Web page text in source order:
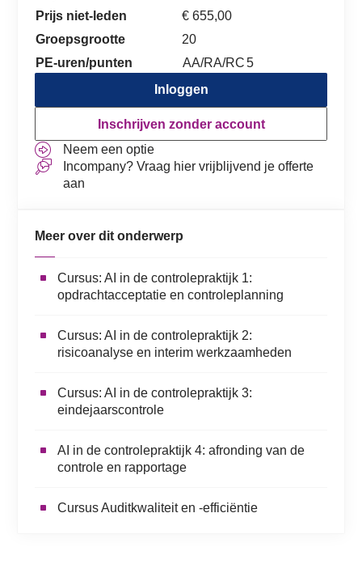
Prijs niet-leden
€ 655,00
Groepsgrootte
20
PE-uren/punten
AA/RA/RC5
Inloggen
Inschrijven zonder account
Neem een optie
Incompany? Vraag hier vrijblijvend je offerte
aan
Meer over dit onderwerp
Cursus: AI in de controlepraktijk 1:
opdrachtacceptatie en controleplanning
Cursus: AI in de controlepraktijk 2:
risicoanalyse en interim werkzaamheden
Cursus: AI in de controlepraktijk 3:
eindejaarscontrole
AI in de controlepraktijk 4: afronding van de
controle en rapportage
Cursus Auditkwaliteit en -efficiëntie